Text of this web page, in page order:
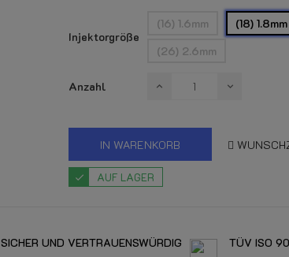
Injektorgröße
(16) 1.6mm (18) 1.8mm
(26) 2.6mm
Anzahl
IN WARENKORB
AUF LAGER
SICHER UND VERTRAUENSWÜRDIG TÜV ISO